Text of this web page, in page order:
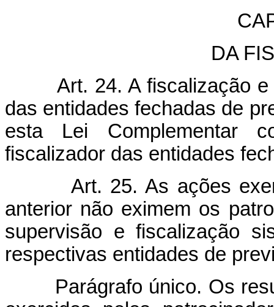
DA
Art. 24. A fiscalização
das entidades fechadas de
esta Lei Complementar
fiscalizador das entidades
Art. 25. As ações
anterior não eximem os
supervisão e fiscalização
respectivas entidades de
Parágrafo único. Os